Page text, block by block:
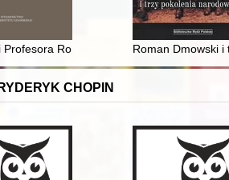
Profesora Romana Wapińskiego o historii i
Roman Dmowski
CHOPIN